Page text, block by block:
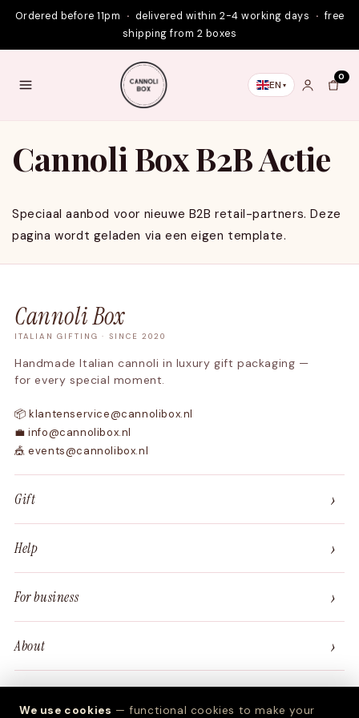
Skip to
Ordered before 11pm · delivered within 2-4 working days · free
shipping from 2 boxes
EN
0
Cannoli Box B2B Actie
Speciaal aanbod voor nieuwe B2B retail-partners. Deze
pagina wordt geladen via een eigen template.
Cannoli Box
ITALIAN GIFTING · SINCE 2020
Handmade Italian cannoli in luxury gift packaging —
for every special moment.
📦 klantenservice@cannolibox.nl
💼 info@cannolibox.nl
🎪 events@cannolibox.nl
Gift ›
Help ›
For business ›
About ›
We use cookies — functional cookies to make your